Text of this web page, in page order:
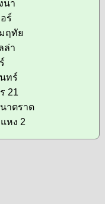
นา
ร์
ฤทัย
ล่า
ทร์
21
าตราด
หง 2